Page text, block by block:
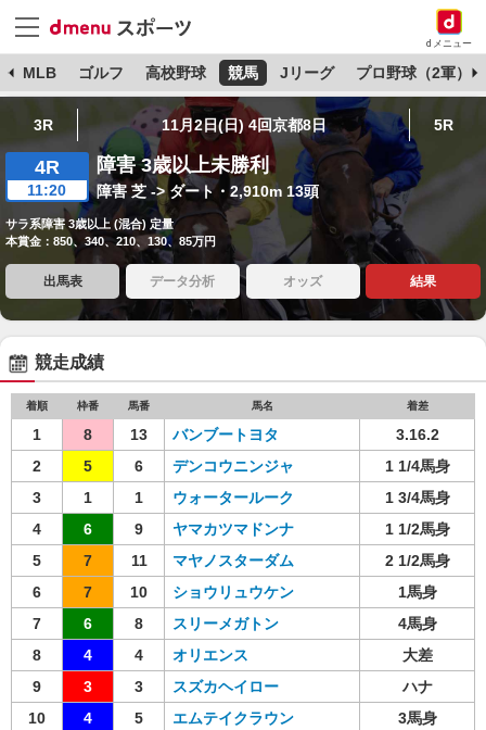
dメニュー
MLB ゴルフ 高校野球 競馬 Jリーグ プロ野球（2軍）
3R 11月2日(日) 4回京都8日 5R
4R
11:20
障害 3歳以上未勝利
障害 芝 -> ダート・2,910m 13頭
サラ系障害 3歳以上 (混合) 定量
本賞金：850、340、210、130、85万円
出馬表 データ分析 オッズ 結果
競走成績
着順 枠番 馬番 馬名 着差
1 8 13 バンブートヨタ
3.16.2
2
5 6 デンコウニンジャ
1 1/4馬身
3
1 1 ウォータールーク
1 3/4馬身
4
6 9 ヤマカツマドンナ
1 1/2馬身
5
7 11 マヤノスターダム
2 1/2馬身
6
7 10 ショウリュウケン
1馬身
7
6 8 スリーメガトン
4馬身
8
4 4 オリエンス
大差
9
3 3 スズカヘイロー
ハナ
10
4 5 エムテイクラウン
3馬身